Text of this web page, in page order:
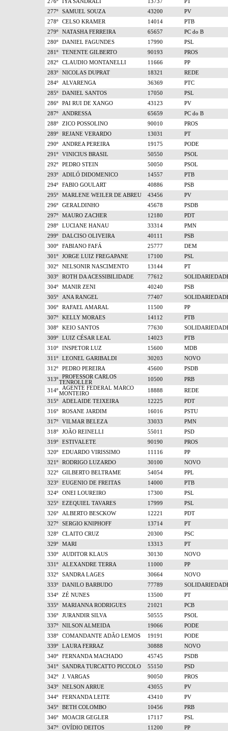
276º IYA SANDRALI 13737
PT
277º
SAMUEL SOUZA 43200
PV
278º
CELSO KRAMER 14014
PTB
279º
NATASHA FERREIRA 65657
PC do B
280º
DANIEL FAGUNDES 17990
PSL
281º
TENENTE GILBERTO 90193
PROS
282º
CLAUDIO MONTANELLI 11666
PP
283º
NICOLAS DUPRAT 18321
REDE
284º
ALVARENGA 36369
PTC
285º
DANIEL SANTOS 17050
PSL
286º
PAI RUI DE XANGO 43123
PV
287º
ANDRESSA 65659
PC do B
288º
ZICO POSSOLINO 90010
PROS
289º
REJANE VERARDO 13031
PT
290º
ANDREA PEREIRA 19175
PODE
291º
VINICIUS BRASIL 50550
PSOL
292º
PEDRO STEIN 50050
PSOL
293º
ADILÓ DIDOMENICO 14557
PTB
294º
FABIO GOULART 40886
PSB
295º
MARLENE WEILER DE ABREU 43456
PV
296º
GERALDINHO 45678
PSDB
297º
MAURO ZACHER 12180
PDT
298º
LUCIANE HANAU 33314
PMN
299º
DALCISO OLIVEIRA 40111
PSB
300º
FABIANO FAFÁ 25777
DEM
301º
JORGE LUIZ FREGAPANE 17100
PSL
302º
NELSONIR NASCIMENTO 13144
PT
303º
ROTH DA ACESSIBILIDADE 77612
304º
MANIR ZENI 40240
PSB
305º
ANA RANGEL 77407
306º
RAFAEL AMARAL 11500
PP
307º
KELLY MORAES 14112
PTB
308º
KEIO SANTOS 77630
309º
LUIZ CÉSAR LEAL 14023
PTB
310º
INSPETOR LUZ 15600
MDB
311º
LEONEL GARIBALDI 30203
NOVO
312º
PEDRO PEREIRA 45600
PSDB
313º
PROFESSOR CARLOS
TENROLLER
10500
PRB
314º
AGENTE FEDERAL MARCO
MONTEIRO
18888
REDE
315º
ADELAIDE TEIXEIRA 12225
PDT
316º
ROSANE JARDIM 16016
PSTU
317º
VILMAR BELEZA 33033
PMN
318º
JOÃO REINELLI 55011
PSD
319º
ESTIVALETE 90190
PROS
320º
EDUARDO VIRISSIMO 11116
PP
321º
RODRIGO LUZARDO 30100
NOVO
322º
GILBERTO BELTRAME 54054
PPL
323º
EUGENIO DE FREITAS 14000
PTB
324º
ONEI LOUREIRO 17300
PSL
325º
EZEQUIEL TAVARES 17999
PSL
326º
ALBERTO BESCKOW 12221
PDT
327º
SERGIO KNIPHOFF 13714
PT
328º
CLAITO CRUZ 20300
PSC
329º
MARI 13313
PT
330º
AUDITOR KLAUS 30130
NOVO
331º
ALEXANDRE TERRA 11000
PP
332º
SANDRA LAGES 30664
NOVO
333º
DANILO BARBUDO 77789
334º
ZÉ NUNES 13500
PT
335º
MARIANNA RODRIGUES 21021
PCB
336º
JURANDIR SILVA 50555
PSOL
337º
NILSON ALMEIDA 19066
PODE
338º
COMANDANTE ADÃO LEMOS 19191
PODE
339º
LAURA FERRAZ 30888
NOVO
340º
FERNANDA MACHADO 45745
PSDB
341º
SANDRA TURCATTO PICCOLO 55150
PSD
342º
J. VARGAS 90050
PROS
343º
NELSON ARRUE 43055
PV
344º
FERNANDA LEITE 43410
PV
345º
BETH COLOMBO 10456
PRB
346º
MOACIR GEGLER 17117
PSL
347º
OVÍDIO DEITOS 11200
PP